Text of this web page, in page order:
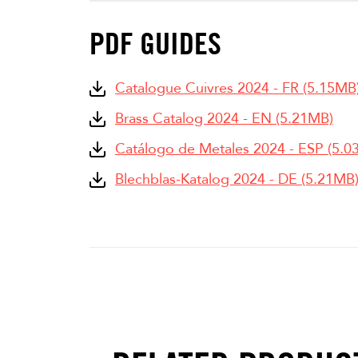
PDF GUIDES
Catalogue Cuivres 2024 - FR
Brass Catalog 2024 - EN (5.21MB)
Catálogo de Metales 2024 - ESP
Blechblas-Katalog 2024 - DE (5.21MB)